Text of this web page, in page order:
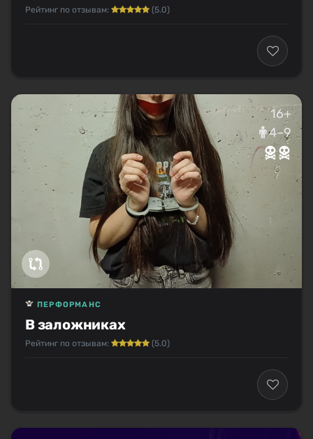
Рейтинг по отзывам: (5.0)
16+
4–9
В заложниках
ПЕРФОРМАНС
Рейтинг по отзывам: (5.0)